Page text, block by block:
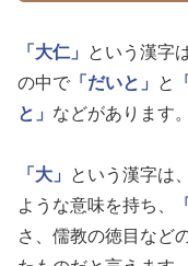
「大仁」
という漢字
の中で 「だいと」 と
と」 などがあります。
「大」
という漢字は
ような意味を持ち、
さ、儒教の徳目など